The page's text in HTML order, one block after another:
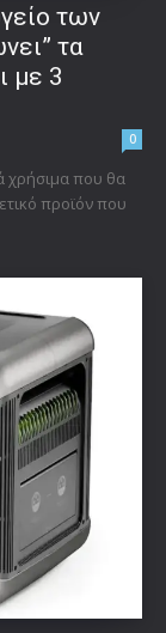
των
τα
με 3
0
χρήσιμα που θα
προϊόν που